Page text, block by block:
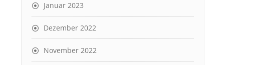
Januar 2023
Dezember 2022
November 2022